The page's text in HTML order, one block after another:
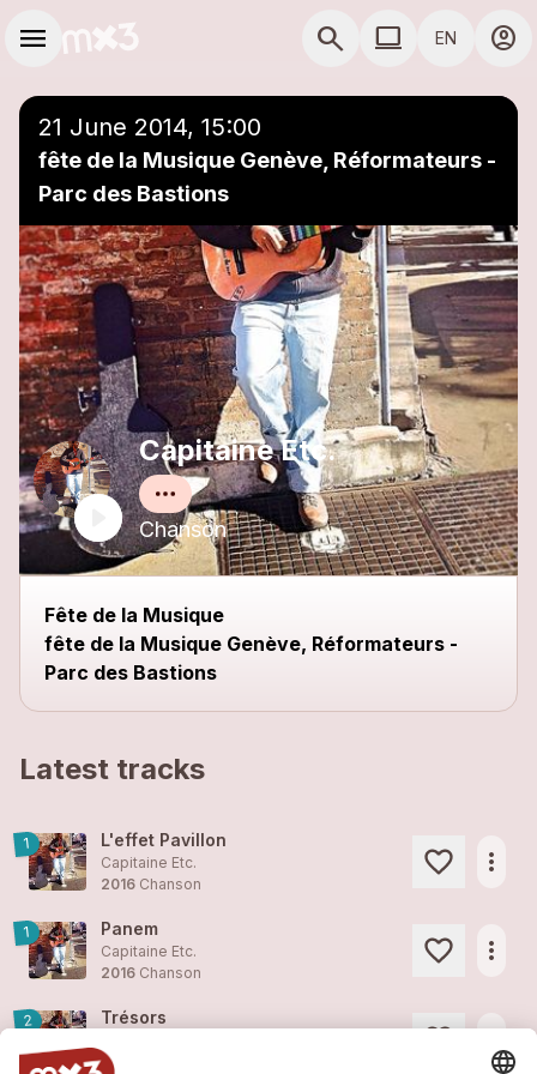
menu search COMPUTER USE
computer EN account_circle
21 June 2014, 15:00
fête de la Musique Genève, Réformateurs -
Parc des Bastions
Capitaine Etc.
Chanson
Fête de la Musique
fête de la Musique Genève, Réformateurs -
Parc des Bastions
Latest tracks
1 L'effet Pavillon
Capitaine Etc.
2016 Chanson
more_horiz
1 Panem
Capitaine Etc.
2016 Chanson
more_horiz
2 Trésors
2016
Add to a playlist close